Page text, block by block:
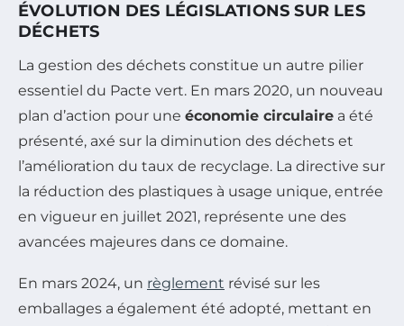
ÉVOLUTION DES LÉGISLATIONS SUR LES
DÉCHETS
La gestion des déchets constitue un autre pilier
essentiel du Pacte vert. En mars 2020, un nouveau
plan d’action pour une économie circulaire a été
présenté, axé sur la diminution des déchets et
l’amélioration du taux de recyclage. La directive sur
la réduction des plastiques à usage unique, entrée
en vigueur en juillet 2021, représente une des
avancées majeures dans ce domaine.
En mars 2024, un règlement révisé sur les
emballages a également été adopté, mettant en